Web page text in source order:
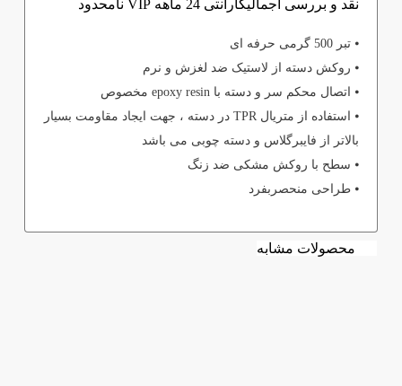
نقد و بررسی اجمالیگارانتی 24 ماهه VIP نامحدود
⦁ تبر 500 گرمی حرفه ای
⦁ روکش دسته از لاستیک ضد لغزش و نرم
⦁ اتصال محکم سر و دسته با epoxy resin مخصوص
⦁ استفاده از متریال TPR در دسته ، جهت ایجاد مقاومت بسیار
بالاتر از فایبرگلاس و دسته چوبی می باشد
⦁ سطح با روکش مشکی ضد زنگ
⦁ طراحی منحصربفرد
محصولات مشابه